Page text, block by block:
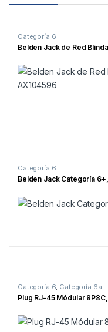
Categoría 6
Belden Jack de Red
Categoría 6
Belden Jack Categoría
Categoría 6, Categoría 6a
Plug RJ-45 Módular